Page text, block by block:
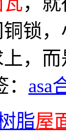
锁
，
asa
脂屋